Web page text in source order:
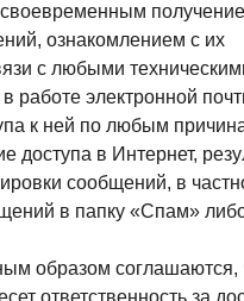
ознакомлением с их
с любыми
работе электронной
к ней по любым
доступа в Интернет,
сообщений, в
в папку «Спам»
образом соглашаются,
ответственность за